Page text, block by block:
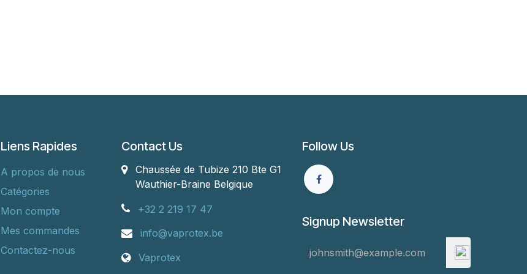
Follow Us
Signup Newsletter
Contact Us
Chaussée de Tubize 210 Bte G1
Wauthier-Braine Belgique
+32 2 219 17 47
info@vaprotex.be
Vaprotex
Liens Rapides
A propos de nous
Catégories
Mon compte
Mes commandes
Contactez-nous